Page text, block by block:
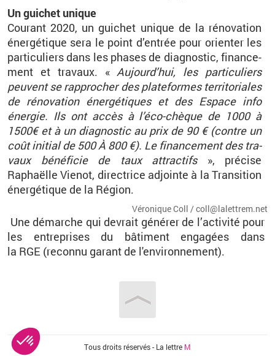
Ungui­chet unique
Cou­rant 2020, un gui­chet unique de la ré­no­va­tion
éner­gé­tique sera le point d’en­trée pour orien­ter les
par­ti­cu­liers dans les phases de diag­nos­tic, fi­nan­ce­
ment et tra­vaux. «Au­jour­d’hui, les par­ti­cu­liers
peuvent se rap­pro­cher des pla­te­formes ter­ri­to­riales
de ré­no­va­tion éner­gé­tiques et des Es­pace info
éner­gie. Ils ont accès à l’éco-chèque de 1000 à
1500€ et à un diag­nos­tic au prix de 90 € (contre un
coût ini­tial de 500 À 800 €). Le fi­nan­ce­ment des tra­
vaux bé­né­fi­cie de taux at­trac­tifs», pré­cise
Raphaëlle Vie­not, di­rec­trice ad­jointe à la Tran­si­tion
éner­gé­tique de la Ré­gion.
Vé­ro­nique Coll / coll@​la­let­trem.​net
Une dé­marche qui de­vrait gé­né­rer de l’ac­ti­vité pour
les en­tre­prises du bâ­ti­ment en­ga­gées dans
la RGE (re­connu ga­rant de l'en­vi­ron­ne­ment).
Vous êtes ici Tous droits réservés - La lettre M